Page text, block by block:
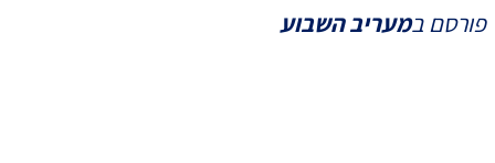
פורסם במעריב השבוע